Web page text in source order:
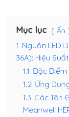
Mục lục Ẩn
1 Nguồn LED
36A): Hiệu
1.1 Đặc Điểm
1.2 Ứng
1.3 Các Tên
Meanwell